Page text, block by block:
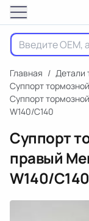
Главная / Детали
Суппорт
Суппорт
W140/C140
Суппорт
правый
W140/C140